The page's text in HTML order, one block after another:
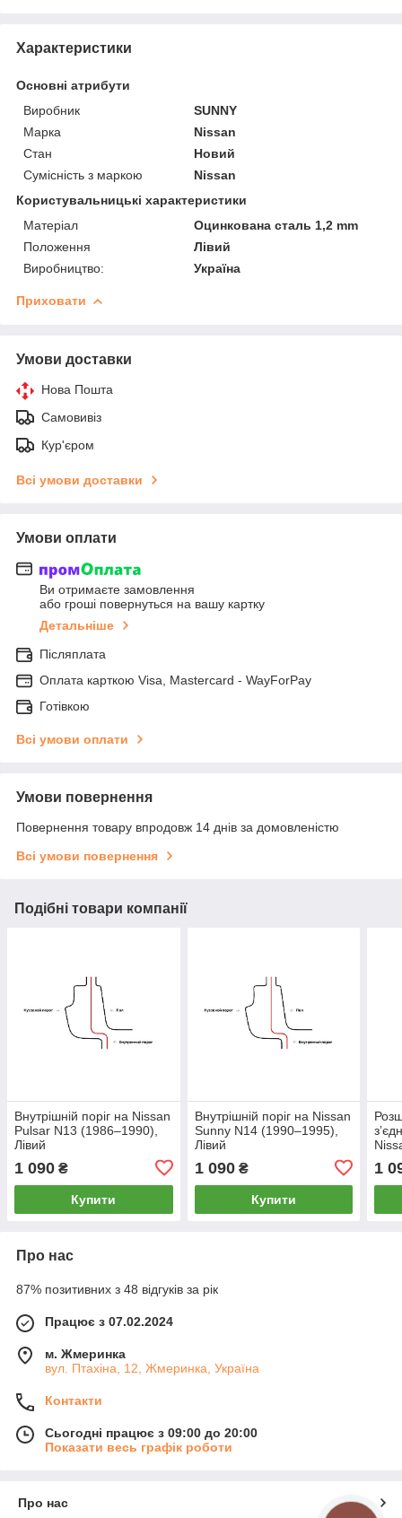
Характеристики
Основні атрибути
Виробник
SUNNY
Марка
Nissan
Стан
Новий
Сумісність з маркою
Nissan
Користувальницькі характеристики
Матеріал
Оцинкована сталь 1,2 mm
Положення
Лівий
Виробництво:
Україна
Приховати
Умови доставки
Нова Пошта
Самовивіз
Кур'єром
Всі умови доставки
Умови оплати
Ви отримаєте замовлення
або гроші повернуться на вашу картку
Детальніше
Післяплата
Оплата карткою Visa, Mastercard - WayForPay
Готівкою
Всі умови оплати
Умови повернення
Повернення товару впродовж 14 днів за домовленістю
Всі умови повернення
Подібні товари компанії
Внутрішній поріг на Nissan
Pulsar N13 (1986–1990),
Лівий
1 090 ₴
Купити
Внутрішній поріг на Nissan
Sunny N14 (1990–1995),
Лівий
1 090₴
Купити
1
Про нас
87% позитивних з 48 відгуків за рік
Працює з 07.02.2024
м. Жмеринка
вул. Птахіна, 12, Жмеринка, Україна
Контакти
Сьогодні працює з 09:00 до 20:00
Показати весь графік роботи
Про нас